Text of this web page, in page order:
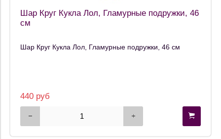
Шар Круг Кукла Лол, Гламурные подружки, 46
см
Шар Круг Кукла Лол, Гламурные подружки, 46 см
440 руб